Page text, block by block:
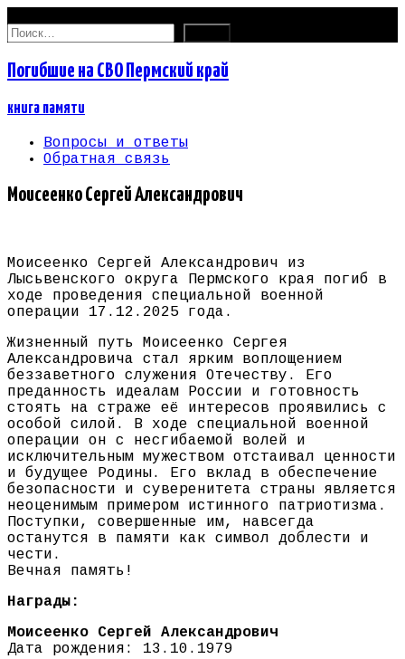
Найти:
Погибшие на СВО Пермский край
книга памяти
Вопросы и ответы
Обратная связь
Моисеенко Сергей Александрович
Моисеенко Сергей Александрович из
Лысьвенского округа Пермского края погиб в
ходе проведения специальной военной
операции 17.12.2025 года.
Жизненный путь Моисеенко Сергея
Александровича стал ярким воплощением
беззаветного служения Отечеству. Его
преданность идеалам России и готовность
стоять на страже её интересов проявились с
особой силой. В ходе специальной военной
операции он с несгибаемой волей и
исключительным мужеством отстаивал ценности
и будущее Родины. Его вклад в обеспечение
безопасности и суверенитета страны является
неоценимым примером истинного патриотизма.
Поступки, совершенные им, навсегда
останутся в памяти как символ доблести и
чести.
Вечная память!
Награды:
Моисеенко Сергей Александрович
Дата рождения: 13.10.1979